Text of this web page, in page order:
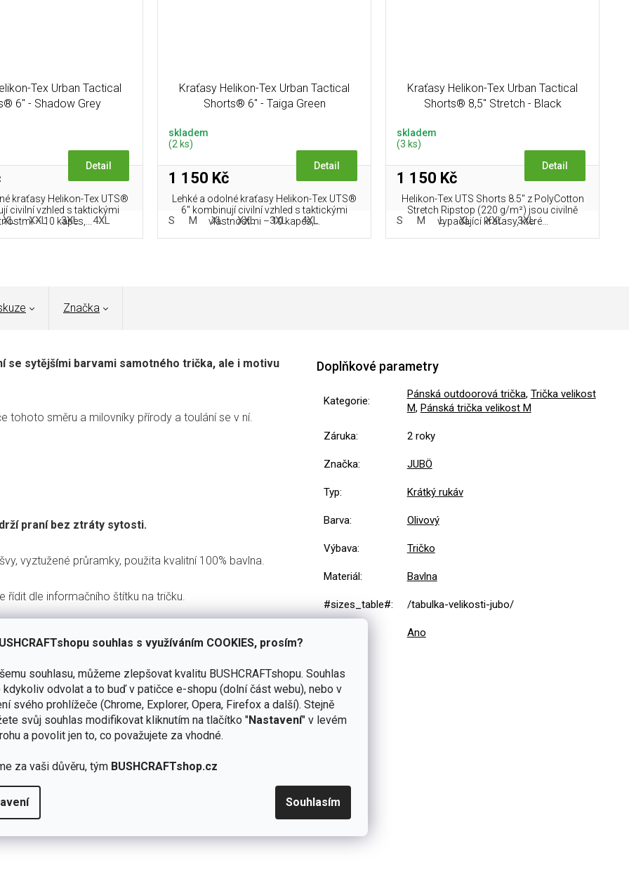
souhlas s využíváním COOKIES, prosím?
souhlasu, můžeme zlepšovat kvalitu BUSHCRAFTshopu. Souhlas
kdykoliv odvolat a to buď v patičce e-shopu (dolní část webu), nebo v
svého prohlížeče (Chrome, Explorer, Opera, Firefox a další). Stejně
svůj souhlas modifikovat kliknutím na tlačítko "Nastavení" v levém
a povolit jen to, co považujete za vhodné.
za vaši důvěru, tým BUSHCRAFTshop.cz
Souhlasím
Tex Urban Tactical
6" - Shadow Grey
Detail
kraťasy Helikon-Tex UTS®
civilní vzhled s taktickými
– 10 kapes,...
XL XXL 3XL 4XL
Kraťasy Helikon-Tex Urban Tactical
Shorts® 6" - Taiga Green
skladem
(2 ks)
1 150 Kč
Detail
Lehké a odolné kraťasy Helikon-Tex UTS®
6" kombinují civilní vzhled s taktickými
vlastnostmi – 10 kapes,...
S M XL XXL 3XL 4XL
Kraťasy Helikon-Tex Urban Tactical
Shorts® 8,5" Stretch - Black
skladem
(3 ks)
1 150 Kč
Detail
Helikon-Tex UTS Shorts 8.5" z PolyCotton
Stretch Ripstop (220 g/m²) jsou civilně
vypadající kraťasy, které...
S M L XL XXL 3XL
Značka
se sytějšími barvami samotného trička, ale i motivu
tohoto směru a milovníky přírody a toulání se v ní.
praní bez ztráty sytosti.
vyztužené průramky, použita kvalitní 100% bavlna.
řídit dle informačního štítku na tričku.
Doplňkové parametry
Kategorie:
Pánská outdoorová trička, Trička velikost
M, Pánská trička velikost M
Záruka: 2 roky
Značka: JUBÖ
Typ: Krátký rukáv
Barva: Olivový
Výbava: Tričko
Materiál: Bavlna
#sizes_table#: /tabulka-velikosti-jubo/
Ano
0x
David Dědek
Hodnocení produktu je 5 z 5 hvězdiček.
19.9.2025
Kvalitní provedení a materiál, spokojenost